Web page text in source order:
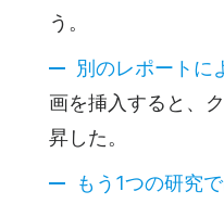
う。
別のレポートに
画を挿入すると、
昇した。
もう1つの研究